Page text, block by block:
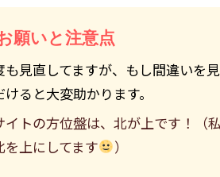
願いと注意点
も見直してますが、もし間違いを
けると大変助かります。
イトの方位盤は、北が上です！（
を上にしてます
）